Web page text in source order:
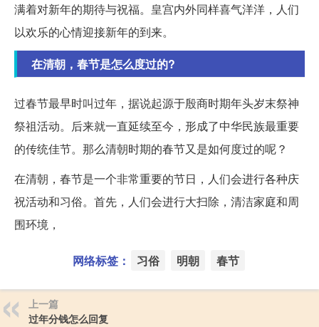
满着对新年的期待与祝福。皇宫内外同样喜气洋洋，人们
以欢乐的心情迎接新年的到来。
在清朝，春节是怎么度过的?
过春节最早时叫过年，据说起源于殷商时期年头岁末祭神
祭祖活动。后来就一直延续至今，形成了中华民族最重要
的传统佳节。那么清朝时期的春节又是如何度过的呢？
在清朝，春节是一个非常重要的节日，人们会进行各种庆
祝活动和习俗。首先，人们会进行大扫除，清洁家庭和周
围环境，
网络标签： 习俗 明朝 春节
上一篇
过年分钱怎么回复